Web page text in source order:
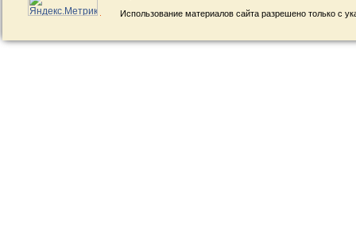
Использование материалов сайта разрешено только с